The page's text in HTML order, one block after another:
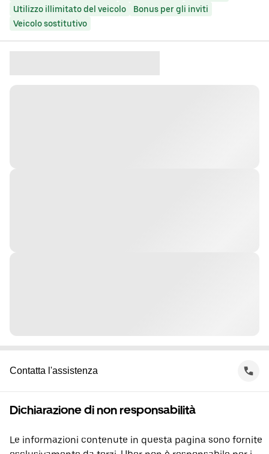
Utilizzo illimitato del veicolo
Bonus per gli inviti
Veicolo sostitutivo
Contatta l'assistenza
Dichiarazione di non responsabilità
Le informazioni contenute in questa pagina sono fornite